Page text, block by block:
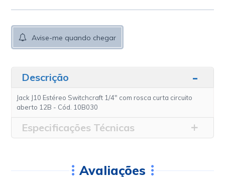
Avise-me quando chegar
Descrição
Jack J10 Estéreo Switchcraft 1/4" com rosca curta circuito
aberto 12B - Cód. 10B030
Especificações Técnicas
Avaliações